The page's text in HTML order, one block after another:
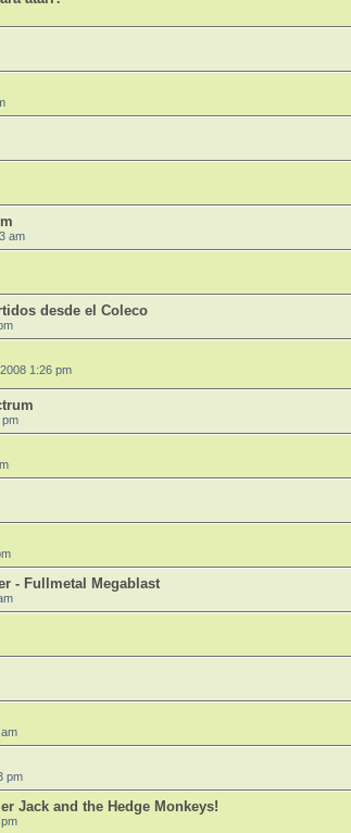
am
desde el Coleco
1:26 pm
pm
- Fullmetal Megablast
pm
Jack and the Hedge Monkeys!